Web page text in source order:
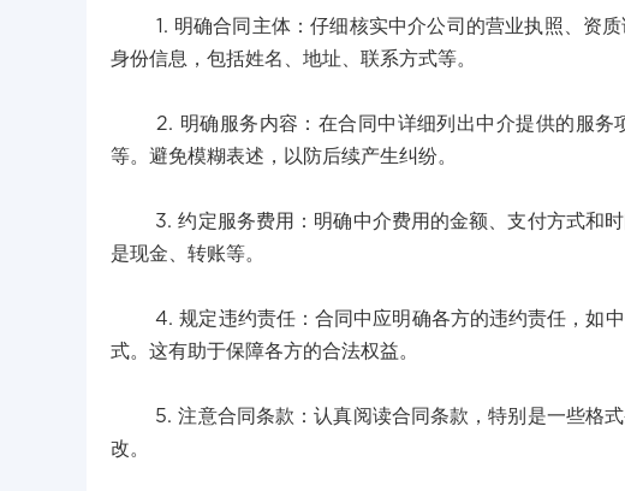
1. 明确合同主体：仔细核实中介公司的营业执照、资质
身份信息，包括姓名、地址、联系方式等。
2. 明确服务内容：在合同中详细列出中介提供的服务
等。避免模糊表述，以防后续产生纠纷。
3. 约定服务费用：明确中介费用的金额、支付方式和时
是现金、转账等。
4. 规定违约责任：合同中应明确各方的违约责任，如中
式。这有助于保障各方的合法权益。
5. 注意合同条款：认真阅读合同条款，特别是一些格式
改。